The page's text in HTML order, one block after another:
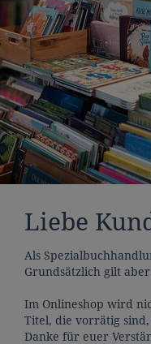
Liebe
Als
Grundsätzlich gilt
Im Onlineshop wird
Titel, die vorrätig
Danke für euer